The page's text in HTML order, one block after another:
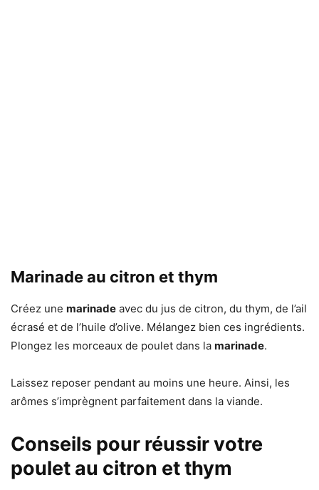
Marinade au citron et thym
Créez une marinade avec du jus de citron, du thym, de l’ail
écrasé et de l’huile d’olive. Mélangez bien ces ingrédients.
Plongez les morceaux de poulet dans la marinade.
Laissez reposer pendant au moins une heure. Ainsi, les
arômes s’imprègnent parfaitement dans la viande.
Conseils pour réussir votre
poulet au citron et thym